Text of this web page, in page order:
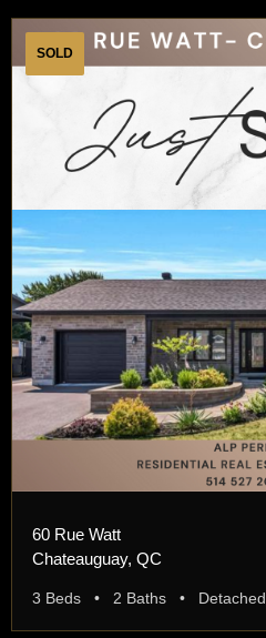
SOLD
60 Rue Watt
Chateauguay, QC
3 Beds • 2 Baths • Detached